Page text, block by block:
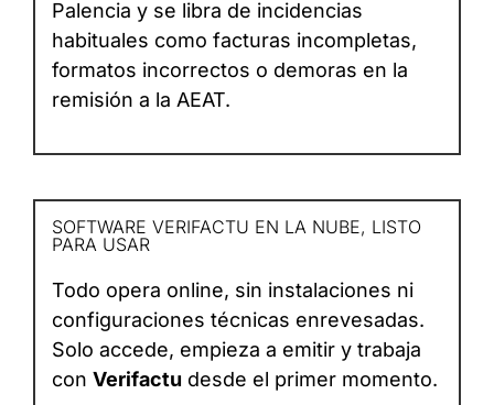
Palencia y se libra de incidencias
habituales como facturas incompletas,
formatos incorrectos o demoras en la
remisión a la AEAT.
SOFTWARE VERIFACTU EN LA NUBE, LISTO
PARA USAR
Todo opera online, sin instalaciones ni
configuraciones técnicas enrevesadas.
Solo accede, empieza a emitir y trabaja
con Verifactu desde el primer momento.